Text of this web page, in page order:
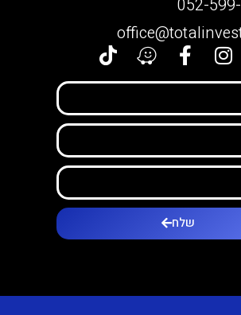
052-
שלח